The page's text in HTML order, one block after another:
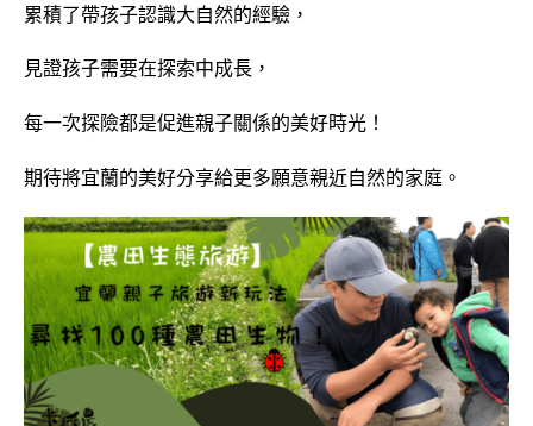
累積了帶孩子認識大自然的經驗，
見證孩子需要在探索中成長，
每一次探險都是促進親子關係的美好時光！
期待將宜蘭的美好分享給更多願意親近自然的家庭。